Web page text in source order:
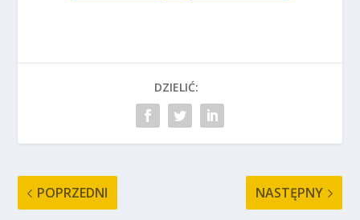
DZIELIĆ:
POPRZEDNI NASTĘPNY